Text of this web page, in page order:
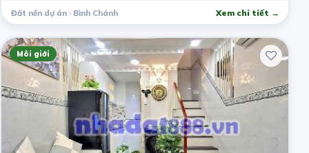
Đất nền dự án · Bình Chánh Xem chi tiết →
Môi giới